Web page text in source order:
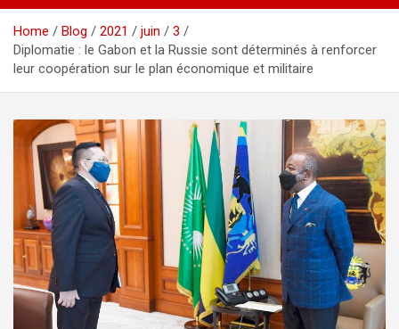
Home Blog 2021 juin
3
Diplomatie : le Gabon et la Russie sont déterminés à renforcer
leur coopération sur le plan économique et militaire